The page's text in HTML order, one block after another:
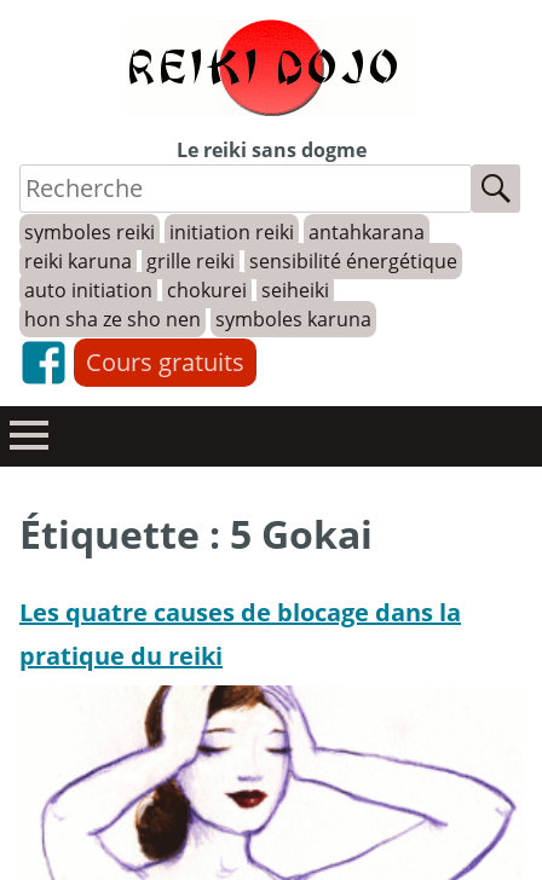
Le reiki sans dogme
symboles reiki initiation reiki antahkarana
reiki karuna
grille reiki sensibilité énergétique
auto initiation
chokurei seiheiki
hon sha ze sho nen symboles karuna
Cours gratuits
Étiquette : 5 Gokai
Les quatre causes de blocage dans la
pratique du reiki